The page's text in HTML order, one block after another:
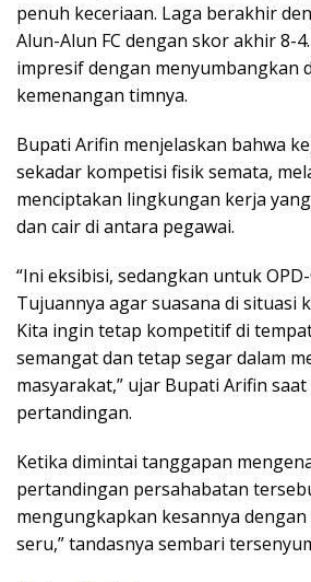
penuh keceriaan. Laga berakhir
Alun-Alun FC dengan skor akhir 8-
impresif dengan menyumbangkan
kemenangan timnya.
Bupati Arifin menjelaskan bahwa
sekadar kompetisi fisik semata,
menciptakan lingkungan kerja
dan cair di antara pegawai.
“Ini eksibisi, sedangkan untuk
Tujuannya agar suasana di situasi
Kita ingin tetap kompetitif di
semangat dan tetap segar dalam
masyarakat,” ujar Bupati Arifin
pertandingan.
Ketika dimintai tanggapan
pertandingan persahabatan
mengungkapkan kesannya dengan
seru,” tandasnya sembari